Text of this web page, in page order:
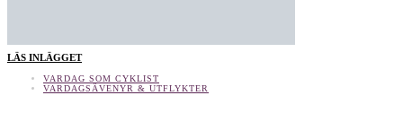
LÄS INLÄGGET
VARDAG SOM CYKLIST
VARDAGSÄVENYR & UTFLYKTER